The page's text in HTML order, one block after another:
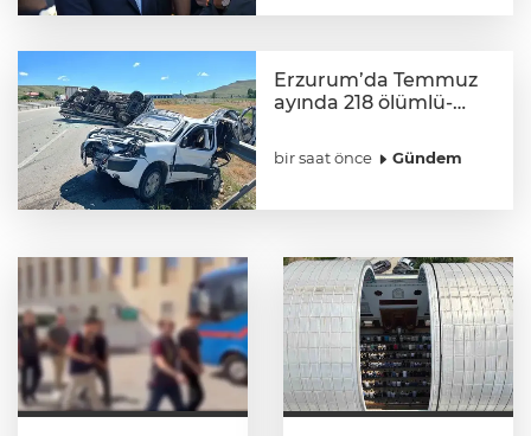
Erzurum’da Temmuz
ayında 218 ölümlü-
kazası
bir saat önce Gündem